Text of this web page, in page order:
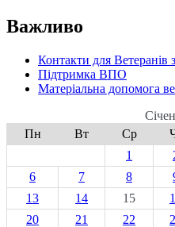
Важливо
Контакти для
Підтримка ВПО
Матеріальна допомога
Пн
Вт Ср
1
6
7 8
13
14 15
20
21 22